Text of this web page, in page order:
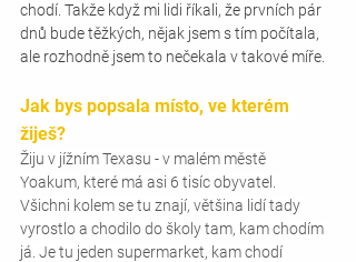
chodí. Takže když mi lidi říkali, že prvních pár
dnů bude těžkých, nějak jsem s tím počítala,
ale rozhodně jsem to nečekala v takové míře.
Jak bys popsala místo, ve kterém
žiješ?
Žiju v jížním Texasu - v malém městě
Yoakum, které má asi 6 tisíc obyvatel.
Všichni kolem se tu znají, většina lidí tady
vyrostlo a chodilo do školy tam, kam chodím
já. Je tu jeden supermarket, kam chodí